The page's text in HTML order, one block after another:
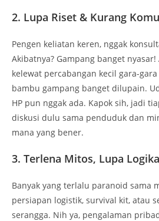
2. Lupa Riset & Kurang
Pengen keliatan keren, nggak
Akibatnya? Gampang banget
kelewat percabangan kecil gara-
bambu gampang banget dilupain.
HP pun nggak ada. Kapok sih, jadi
diskusi dulu sama penduduk dan
mana yang bener.
3. Terlena Mitos, Lupa Logika
Banyak yang terlalu paranoid sama
persiapan logistik, survival kit, atau
serangga. Nih ya, pengalaman